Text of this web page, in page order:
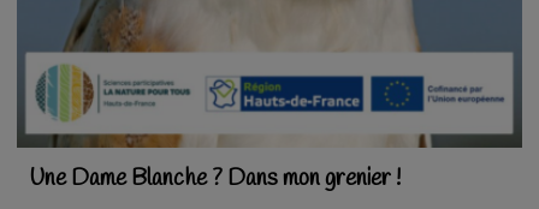
Une Dame Blanche ? Dans mon grenier !